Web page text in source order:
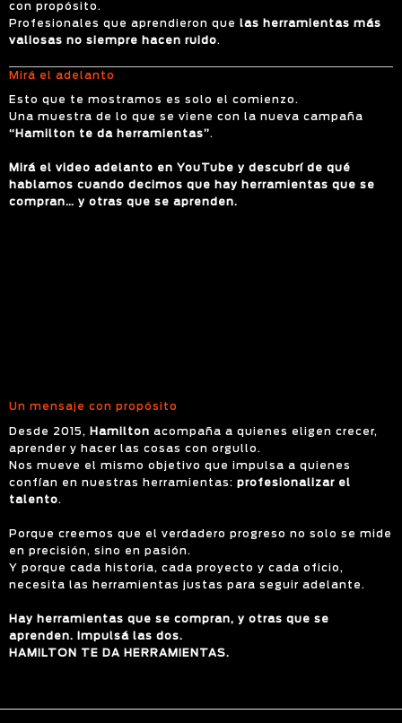
con propósito.
Profesionales que aprendieron que
las herramientas más
valiosas no siempre hacen ruido.
Mirá el adelanto
Esto que te mostramos es solo el comienzo.
Una muestra de lo que se viene con la nueva campaña
“Hamilton te da herramientas”.
Mirá el video adelanto en YouTube y descubrí de qué
hablamos cuando decimos que hay herramientas que se
compran… y otras que se aprenden.
Un mensaje con propósito
Desde 2015, Hamilton acompaña a quienes eligen crecer,
aprender y hacer las cosas con orgullo.
Nos mueve el mismo objetivo que impulsa a quienes
confían en nuestras herramientas: profesionalizar el
talento.
Porque creemos que el verdadero progreso no solo se mide
en precisión, sino en pasión.
Y porque cada historia, cada proyecto y cada oficio,
necesita las herramientas justas para seguir adelante.
Hay herramientas que se compran, y otras que se
aprenden. Impulsá las dos.
HAMILTON TE DA HERRAMIENTAS.